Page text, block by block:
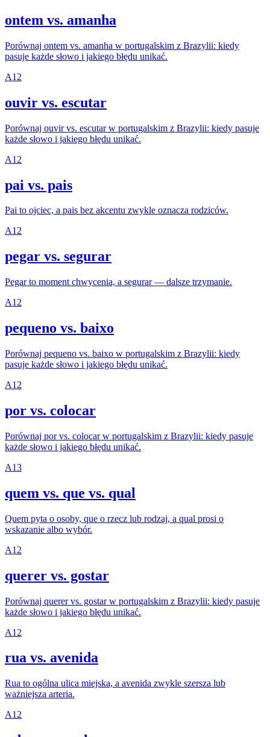
ontem vs. amanha
Porównaj ontem vs. amanha w portugalskim z Brazylii: kiedy
pasuje każde słowo i jakiego błędu unikać.
A1 2
ouvir vs. escutar
Porównaj ouvir vs. escutar w portugalskim z Brazylii: kiedy pasuje
każde słowo i jakiego błędu unikać.
A1 2
pai vs. pais
Pai to ojciec, a pais bez akcentu zwykle oznacza rodziców.
A12
pegar vs. segurar
Pegar to moment chwycenia, a segurar — dalsze trzymanie.
A1 2
pequeno vs. baixo
Porównaj pequeno vs. baixo w portugalskim z Brazylii: kiedy
pasuje każde słowo i jakiego błędu unikać.
A1 2
por vs. colocar
Porównaj por vs. colocar w portugalskim z Brazylii: kiedy pasuje
każde słowo i jakiego błędu unikać.
A13
quem vs. que vs. qual
Quem pyta o osoby, que o rzecz lub rodzaj, a qual prosi o
wskazanie albo wybór.
A1 2
querer vs. gostar
Porównaj querer vs. gostar w portugalskim z Brazylii: kiedy pasuje
każde słowo i jakiego błędu unikać.
A1 2
rua vs. avenida
Rua to ogólna ulica miejska, a avenida zwykle szersza lub
ważniejsza arteria.
A1 2